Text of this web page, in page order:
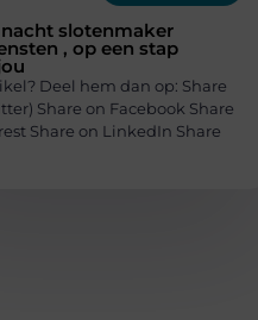
nacht slotenmaker
, op een stap
Deel hem dan op: Share
Share on Facebook Share
Share on LinkedIn Share